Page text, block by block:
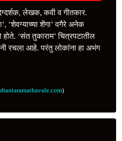
लेखक, कवी व गीतकार.
‘शेवग्याच्या शेंगा’ वगैरे अनेक
होते. ‘संत तुकाराम’ चित्रपटातील
रचला आहे. परंतु लोकांना हा अभंग
shantaramathavale.com)